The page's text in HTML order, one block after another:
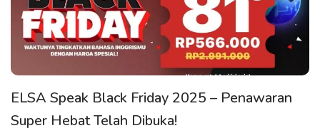
ELSA Speak Black Friday 2025 – Penawaran
Super Hebat Telah Dibuka!